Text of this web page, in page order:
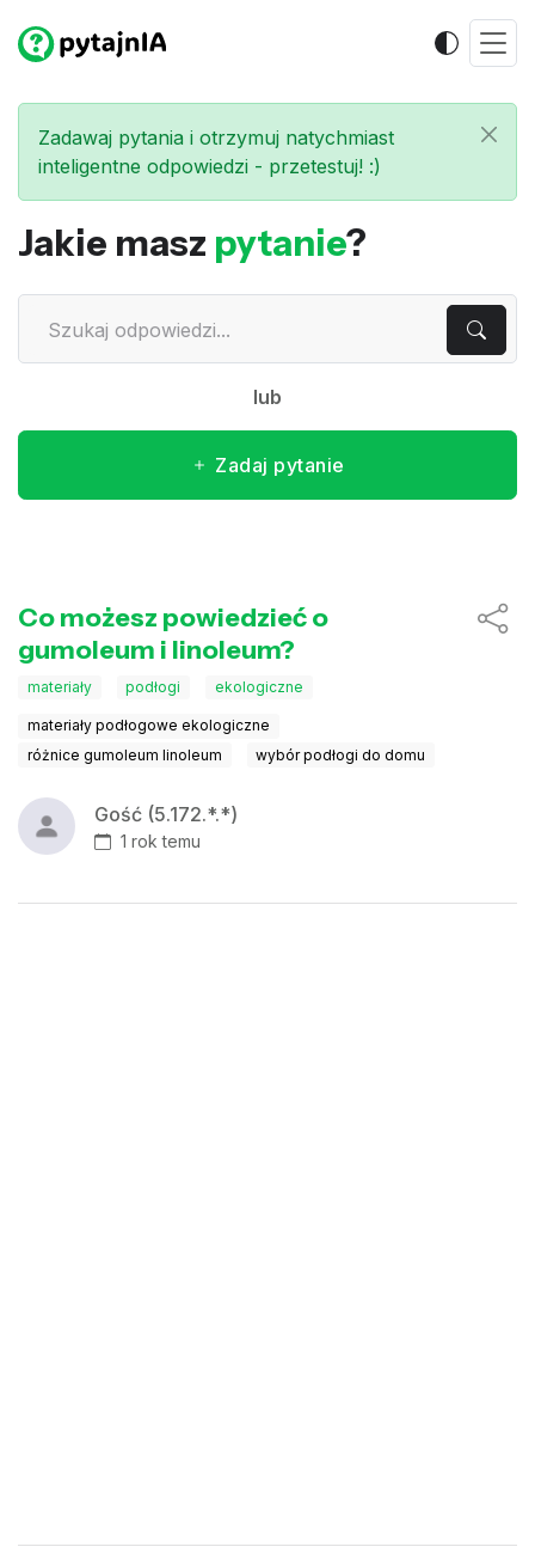
Zadawaj pytania i otrzymuj natychmiast
inteligentne odpowiedzi - przetestuj! :)
Jakie masz pytanie?
lub
Zadaj pytanie
Co możesz powiedzieć o
gumoleum i linoleum?
materiały podłogi ekologiczne
materiały podłogowe ekologiczne
różnice gumoleum linoleum
wybór podłogi do domu
Gość (5.172.*.*)
1 rok temu